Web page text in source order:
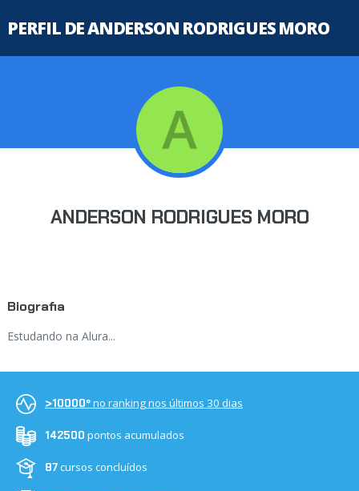
PERFIL DE ANDERSON RODRIGUES MORO
ANDERSON RODRIGUES MORO
Biografia
Estudando na Alura...
>10000ºno ranking nos últimos 30 dias
142500 pontos acumulados
87cursos concluídos